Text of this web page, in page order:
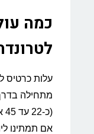
כמה
עלות כרטיס
אם תמתינו